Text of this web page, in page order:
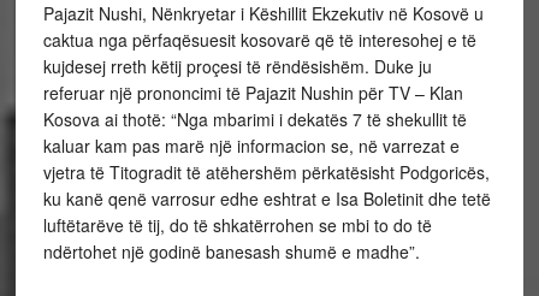
Pajazit Nushi, Nënkryetar i Këshillit Ekzekutiv në Kosovë u
caktua nga përfaqësuesit kosovarë që të interesohej e të
kujdesej rreth këtij proçesi të rëndësishëm. Duke ju
referuar një prononcimi të Pajazit Nushin për TV – Klan
Kosova ai thotë: “Nga mbarimi i dekatës 7 të shekullit të
kaluar kam pas marë një informacion se, në varrezat e
vjetra të Titogradit të atëhershëm përkatësisht Podgoricës,
ku kanë qenë varrosur edhe eshtrat e Isa Boletinit dhe tetë
luftëtarëve të tij, do të shkatërrohen se mbi to do të
ndërtohet një godinë banesash shumë e madhe”.